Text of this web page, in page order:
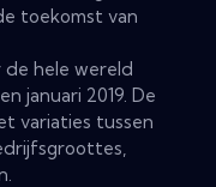
toekomst van
hele wereld
januari 2019. De
variaties tussen